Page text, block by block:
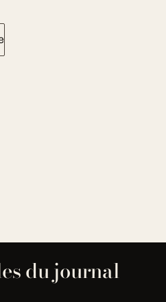
du journal